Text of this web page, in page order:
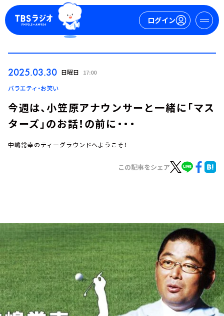
ログイン
ログイン
お知らせ
イベント・グッズ
YouTube
会社情報
2025.03.30 日曜日 17:00
バラエティ・お笑い
今週は、小笠原アナウンサーと一緒に「マス
ターズ」のお話！の前に・・・
中嶋常幸のティーグラウンドへようこそ！
この記事をシェア